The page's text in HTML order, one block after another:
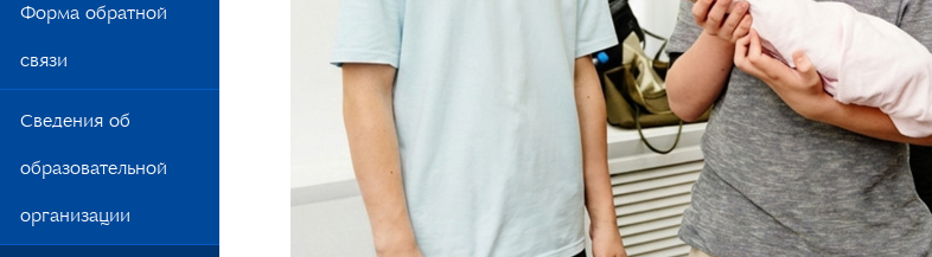
Форма обратной
связи
Сведения об
образовательной
организации